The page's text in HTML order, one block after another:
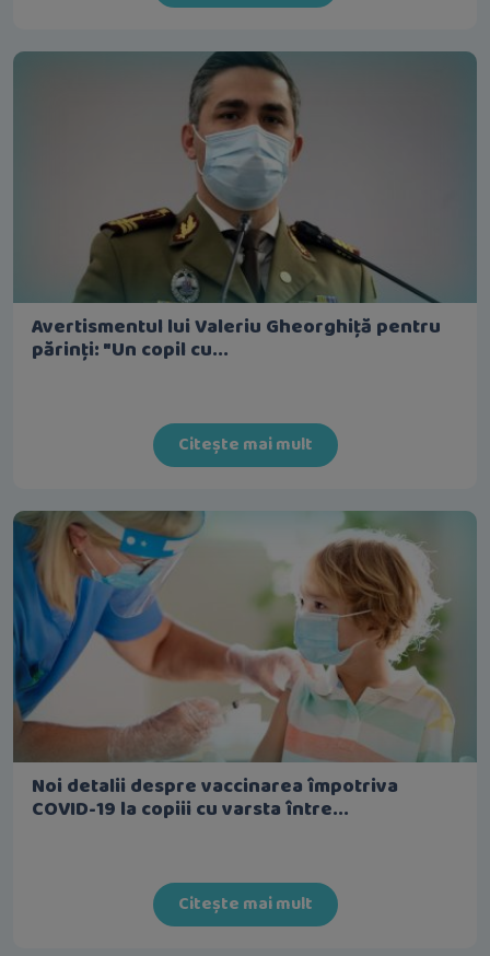
Avertismentul lui Valeriu Gheorghiță pentru
părinți: "Un copil cu...
Citește mai mult
Noi detalii despre vaccinarea împotriva
COVID-19 la copiii cu varsta între...
Citește mai mult